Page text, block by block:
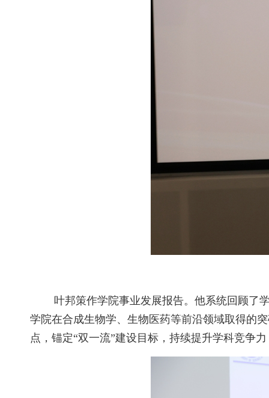
叶邦策作学院事业发展报告。他系统回顾了
学院在合成生物学、生物医药等前沿领域取得的
点，锚定“双一流”建设目标，持续提升学科竞争